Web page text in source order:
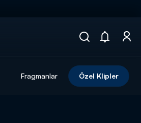
Fragmanlar Özel Klipler